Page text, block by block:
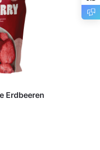
Erdbeeren